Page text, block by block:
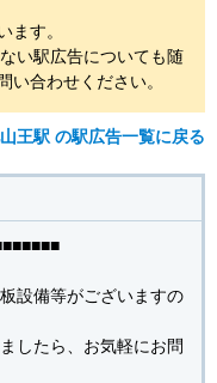
ます。
い駅広告についても随
い合わせください。
王駅 の駅広告一覧に戻る
設備等がございますの
したら、お気軽にお問